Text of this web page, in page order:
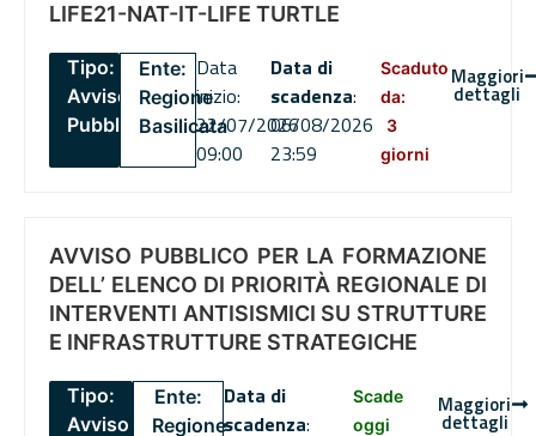
LIFE21-NAT-IT-LIFE TURTLE
Tipo:
Avviso
Pubblico
Ente:
Regione
Basilicata
Data
inizio:
22/07/2026
09:00
Data di
scadenza:
06/08/2026
23:59
Scaduto
da:
3
giorni
Maggiori
dettagli
AVVISO PUBBLICO PER LA FORMAZIONE
DELL’ ELENCO DI PRIORITÀ REGIONALE DI
INTERVENTI ANTISISMICI SU STRUTTURE
E INFRASTRUTTURE STRATEGICHE
Tipo:
Avviso
Ente:
Regione
Data di
scadenza:
Scade
oggi
Maggiori
dettagli